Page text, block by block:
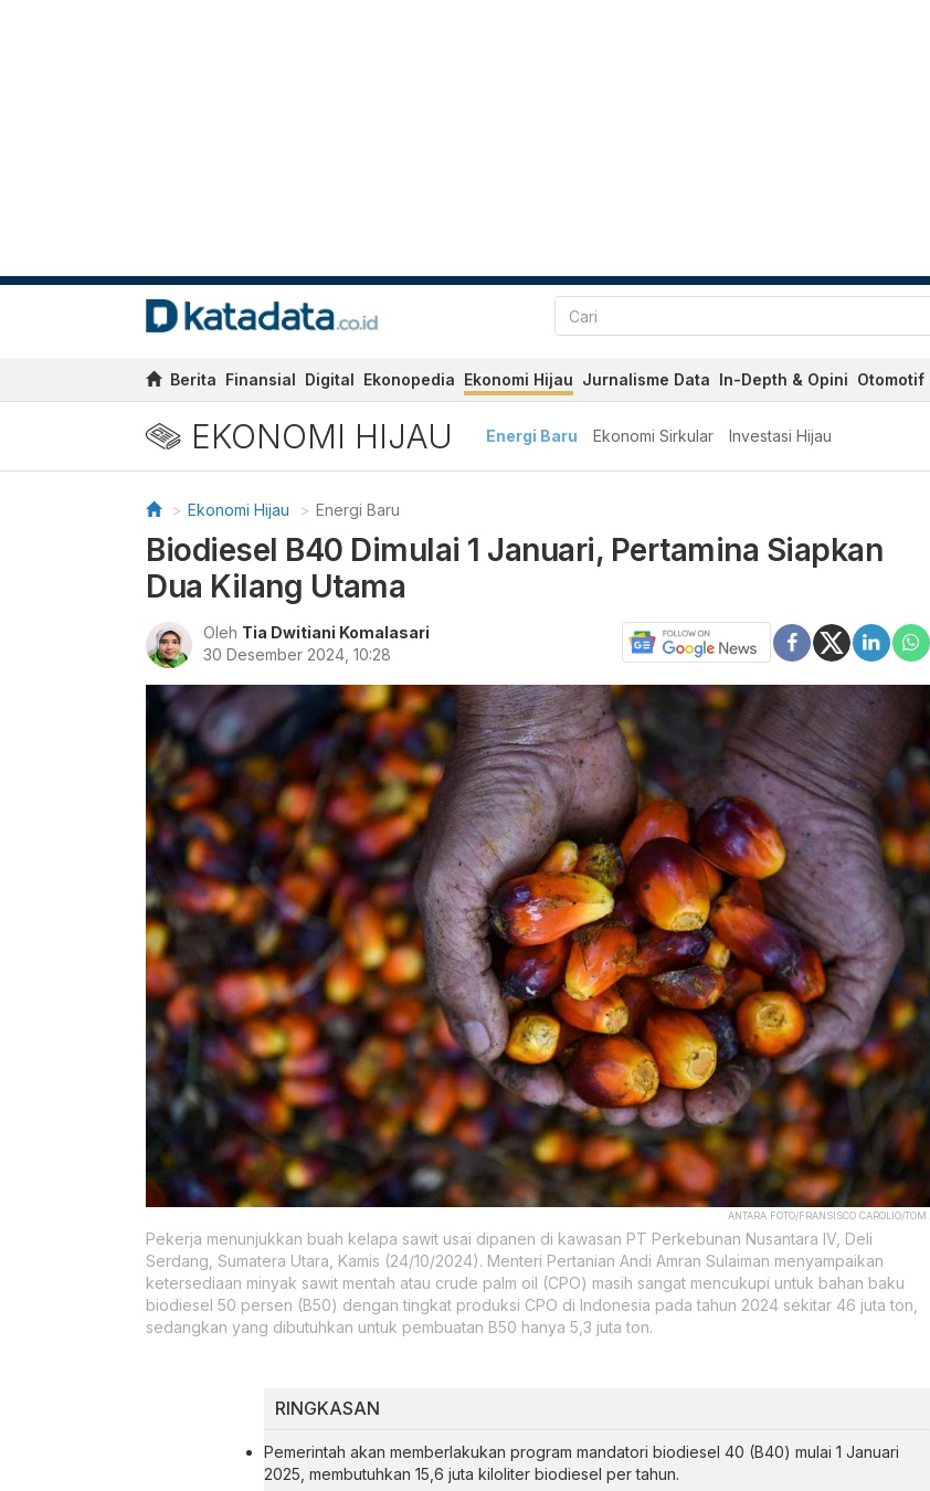
Berita Finansial Digital Ekonopedia Ekonomi Hijau Jurnalisme Data In-Depth & Opini Otomotif
EKONOMI HIJAU Energi Baru Ekonomi Sirkular Investasi Hijau
Ekonomi Hijau Energi Baru
Biodiesel B40 Dimulai 1 Januari, Pertamina Siapkan
Dua Kilang Utama
Oleh Tia Dwitiani Komalasari
30 Desember 2024, 10:28
ANTARA FOTO/FRANSISCO CAROLIO/TOM.
Pekerja menunjukkan buah kelapa sawit usai dipanen di kawasan PT Perkebunan Nusantara IV, Deli
Serdang, Sumatera Utara, Kamis (24/10/2024). Menteri Pertanian Andi Amran Sulaiman menyampaikan
ketersediaan minyak sawit mentah atau crude palm oil (CPO) masih sangat mencukupi untuk bahan baku
biodiesel 50 persen (B50) dengan tingkat produksi CPO di Indonesia pada tahun 2024 sekitar 46 juta ton,
sedangkan yang dibutuhkan untuk pembuatan B50 hanya 5,3 juta ton.
RINGKASAN
Pemerintah akan memberlakukan program mandatori biodiesel 40 (B40) mulai 1 Januari
2025, membutuhkan 15,6 juta kiloliter biodiesel per tahun.